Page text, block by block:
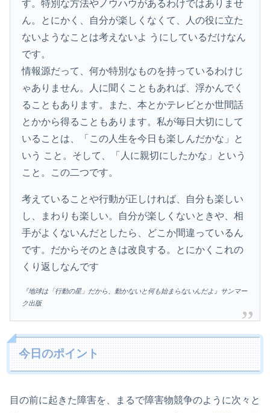
す。特別な方法やノウハウがあるわけではありませ
ん。とにかく、自分が楽しくなくて、人の役に立た
ないようなことは考えないよ うにしているだけなん
です。
情報源だって、何か特別なものを持っているわけじ
ゃありません。人に聞くこともあれば、浮かんでく
ることもあります。また、本とかテレビとか世間話
とかから得ることもあります。私が毎日大切にして
いることは、「この人生を今日も楽しんだかな」と
いう こと。そして、「人に親切にしたかな」という
こと。この二つです。
考えていることや行動が正しければ、自分も楽しい
し、まわりも楽しい。自分が楽しくないときや、相
手がよくないんだとしたら、どこか間違っているん
です。だからそのときは改良する。とにかくこれの
くり返しなんです
『地球は「行動の星」だから、動かないと何も始まらないんだよ』サンマー
ク出版
今日のポイント
目の前に起きた障害を、まるで障害物競争のように次々と